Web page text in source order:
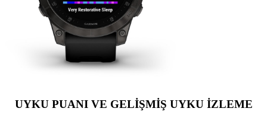
UYKU PUANI VE GELİŞMİŞ UYKU İZLEME